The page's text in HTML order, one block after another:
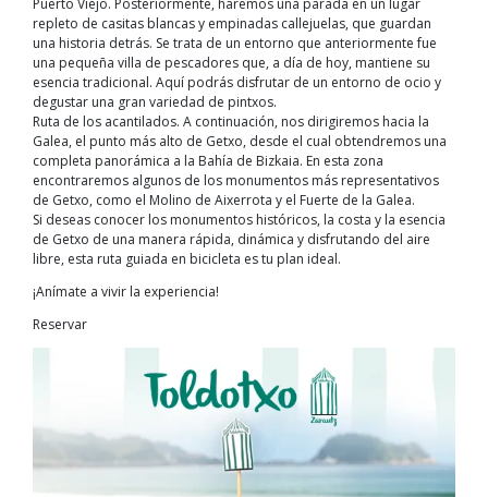
Puerto Viejo. Posteriormente, haremos una parada en un lugar
repleto de casitas blancas y empinadas callejuelas, que guardan
una historia detrás. Se trata de un entorno que anteriormente fue
una pequeña villa de pescadores que, a día de hoy, mantiene su
esencia tradicional. Aquí podrás disfrutar de un entorno de ocio y
degustar una gran variedad de pintxos.
Ruta de los acantilados. A continuación, nos dirigiremos hacia la
Galea, el punto más alto de Getxo, desde el cual obtendremos una
completa panorámica a la Bahía de Bizkaia. En esta zona
encontraremos algunos de los monumentos más representativos
de Getxo, como el Molino de Aixerrota y el Fuerte de la Galea.
Si deseas conocer los monumentos históricos, la costa y la esencia
de Getxo de una manera rápida, dinámica y disfrutando del aire
libre, esta ruta guiada en bicicleta es tu plan ideal.
¡Anímate a vivir la experiencia!
Reservar